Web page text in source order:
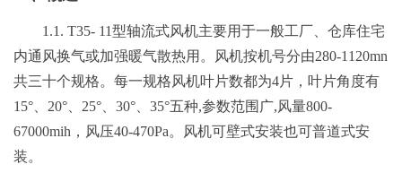
1.1. T35- 11型轴流式风机主要用于一般工厂、仓库住宅
内通风换气或加强暖气散热用。风机按机号分由280-1120mn
共三十个规格。每一规格风机叶片数都为4片，叶片角度有
15°、20°、25°、30°、35°五种,参数范围广,风量800-
67000mih，风压40-470Pa。风机可壁式安装也可普道式安
装。